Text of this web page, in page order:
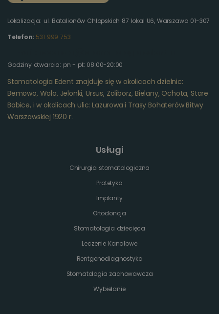
Lokalizacja: ul. Batalionów Chłopskich 87 lokal U6, Warszawa 01-307
Telefon: 531 999 753
Godziny otwarcia: pn - pt: 08:00-20:00
Stomatologia Edent znajduje się w okolicach dzielnic:
Bemowo, Wola, Jelonki, Ursus, Żoliborz, Bielany, Ochota, Stare
Babice, i w okolicach ulic: Lazurowa i Trasy Bohaterów Bitwy
Warszawskiej 1920 r.
Usługi
Chirurgia stomatologiczna
Protetyka
Implanty
Ortodoncja
Stomatologia dziecięca
Leczenie Kanałowe
Rentgenodiagnostyka
Stomatologia zachowawcza
Wybielanie